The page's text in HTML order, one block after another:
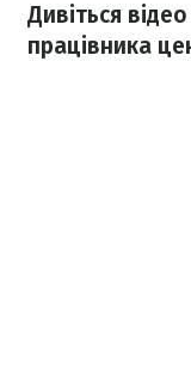
Дивіться
працівника